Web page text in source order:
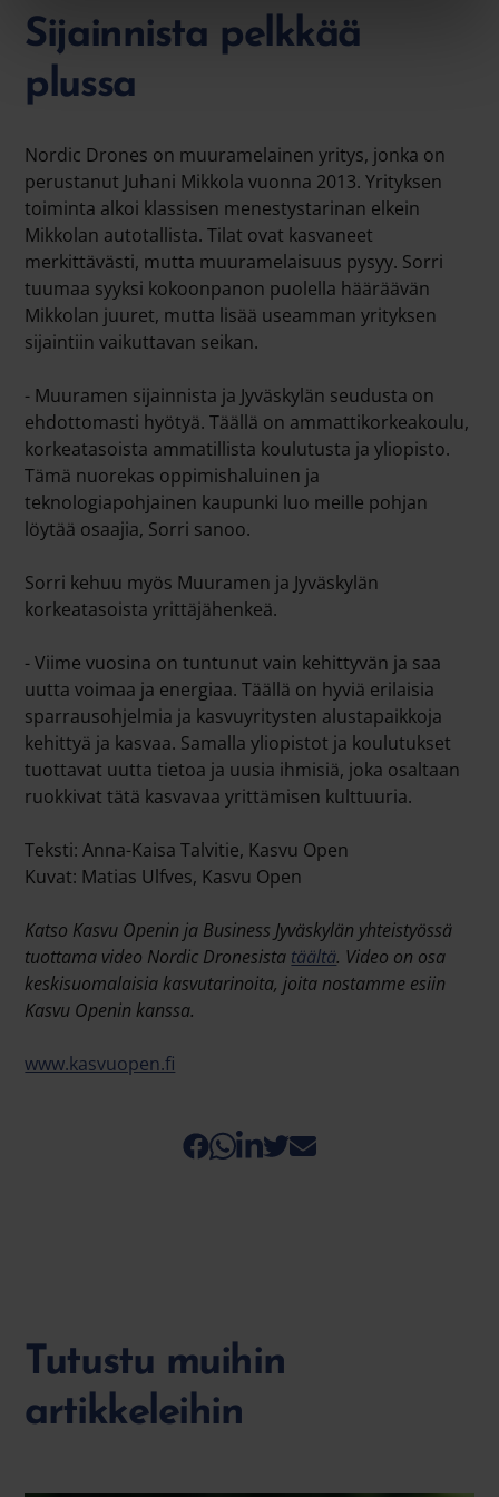
Sijainnista pelkkää
plussa
Nordic Drones on muuramelainen yritys, jonka on
perustanut Juhani Mikkola vuonna 2013. Yrityksen
toiminta alkoi klassisen menestystarinan elkein
Mikkolan autotallista. Tilat ovat kasvaneet
merkittävästi, mutta muuramelaisuus pysyy. Sorri
tuumaa syyksi kokoonpanon puolella hääräävän
Mikkolan juuret, mutta lisää useamman yrityksen
sijaintiin vaikuttavan seikan.
- Muuramen sijainnista ja Jyväskylän seudusta on
ehdottomasti hyötyä. Täällä on ammattikorkeakoulu,
korkeatasoista ammatillista koulutusta ja yliopisto.
Tämä nuorekas oppimishaluinen ja
teknologiapohjainen kaupunki luo meille pohjan
löytää osaajia, Sorri sanoo.
Sorri kehuu myös Muuramen ja Jyväskylän
korkeatasoista yrittäjähenkeä.
- Viime vuosina on tuntunut vain kehittyvän ja saa
uutta voimaa ja energiaa. Täällä on hyviä erilaisia
sparrausohjelmia ja kasvuyritysten alustapaikkoja
kehittyä ja kasvaa. Samalla yliopistot ja koulutukset
tuottavat uutta tietoa ja uusia ihmisiä, joka osaltaan
ruokkivat tätä kasvavaa yrittämisen kulttuuria.
Teksti: Anna-Kaisa Talvitie, Kasvu Open
Kuvat: Matias Ulfves, Kasvu Open
Katso Kasvu Openin ja Business Jyväskylän yhteistyössä
tuottama video Nordic Dronesista täältä. Video on osa
keskisuomalaisia kasvutarinoita, joita nostamme esiin
Kasvu Openin kanssa.
www.kasvuopen.fi
Tutustu muihin
artikkeleihin